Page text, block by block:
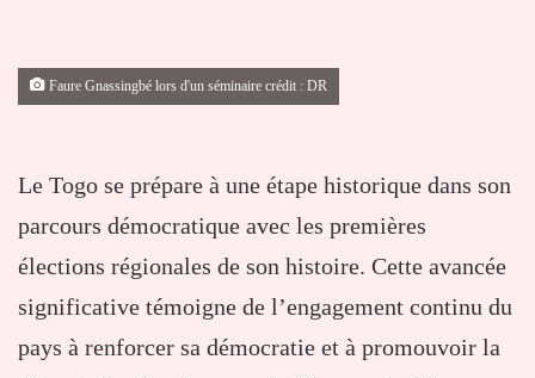
Faure Gnassingbé lors d'un séminaire crédit : DR
Le Togo se prépare à une étape historique dans son
parcours démocratique avec les premières
élections régionales de son histoire. Cette avancée
significative témoigne de l’engagement continu du
pays à renforcer sa démocratie et à promouvoir la